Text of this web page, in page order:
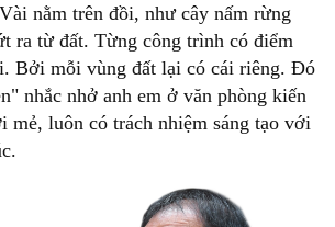
nằm trên đồi, như cây nấm rừng
ra từ đất. Từng công trình có điểm
Bởi mỗi vùng đất lại có cái riêng. Đó
nhắc nhở anh em ở văn phòng kiến
mẻ, luôn có trách nhiệm sáng tạo với